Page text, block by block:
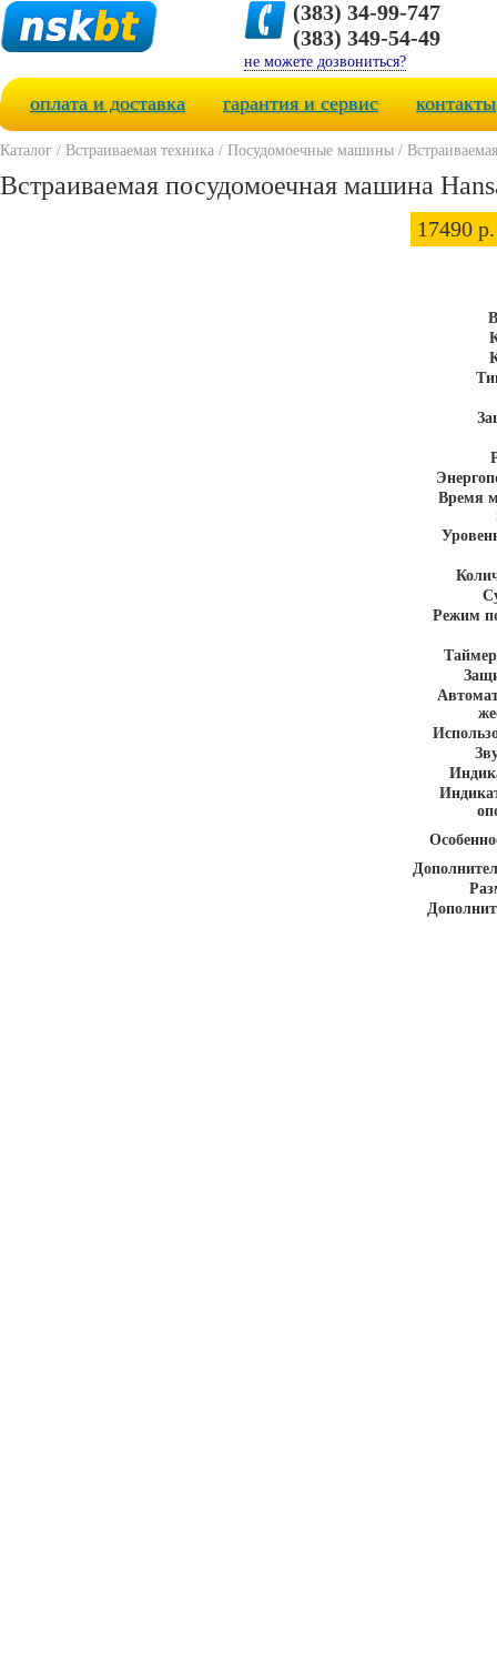
(383) 34-99-747
(383) 349-54-49
не можете дозвониться?
оплата и доставка гарантия и сервис контакты
Каталог / Встраиваемая техника / Посудомоечные машины /
Встраиваемая посудомоечная машина
17490 р.
Время
Режим
Таймер